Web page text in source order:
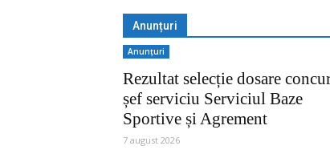
Turzii
Anunțuri
Anunțuri
Rezultat selecție dosare
șef serviciu Serviciul Baze
Sportive și Agrement
7 august 2026